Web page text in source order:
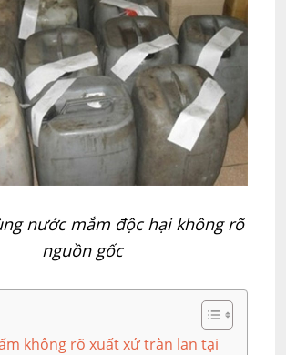
nước mắm độc hại không rõ
nguồn gốc
không rõ xuất xứ tràn lan tại